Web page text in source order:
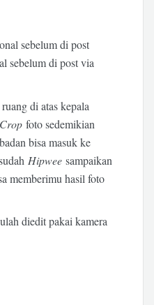
sebelum di post via
di atas kepala
Cropfoto sedemikian
bisa masuk ke
Hipweesampaikan
memberimu hasil foto
diedit pakai kamera